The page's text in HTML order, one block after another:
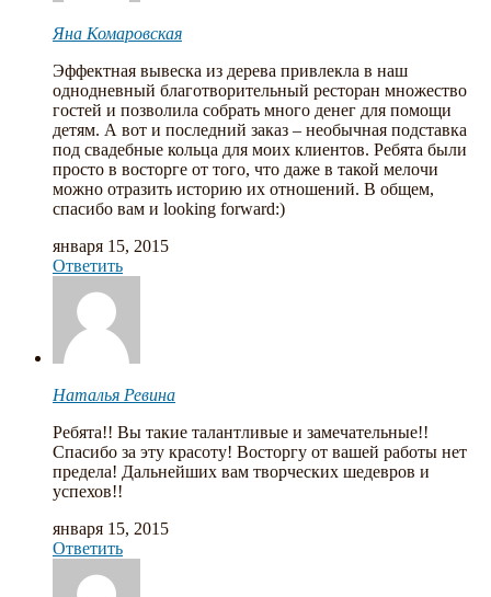
Яна Комаровская
Эффектная вывеска из дерева привлекла в наш
однодневный благотворительный ресторан множество
гостей и позволила собрать много денег для помощи
детям. А вот и последний заказ – необычная подставка
под свадебные кольца для моих клиентов. Ребята были
просто в восторге от того, что даже в такой мелочи
можно отразить историю их отношений. В общем,
спасибо вам и looking forward:)
января 15, 2015
Ответить
Наталья Ревина
Ребята!! Вы такие талантливые и замечательные!!
Спасибо за эту красоту! Восторгу от вашей работы нет
предела! Дальнейших вам творческих шедевров и
успехов!!
января 15, 2015
Ответить